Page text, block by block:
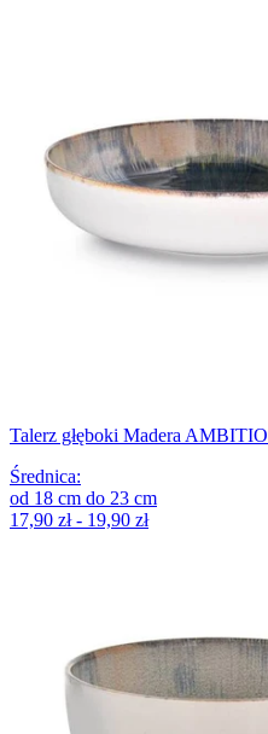
Talerz głęboki Madera
Średnica:
od 18 cm do 23 cm
17,90 zł - 19,90 zł